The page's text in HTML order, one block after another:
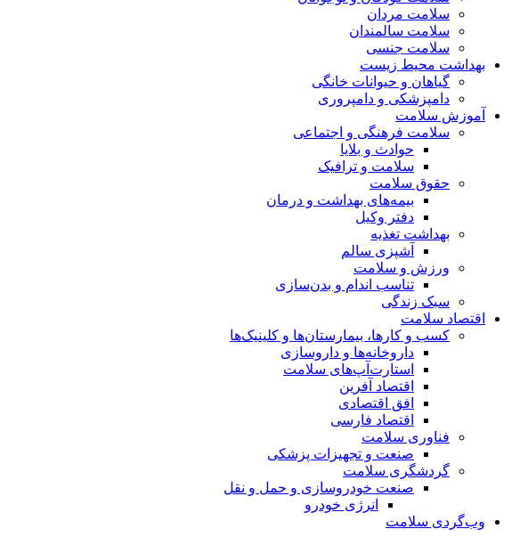
سلامت مردان
سلامت سالمندان
سلامت جنسی
بهداشت محیط زیست
گیاهان و حیوانات خانگی
دامپزشکی و دامپروری
آموزش سلامت
سلامت فرهنگی و اجتماعی
حوادث و بلایا
سلامت و ترافیک
حقوق سلامت
بیمه‌های بهداشت و درمان
دفتر وکیل
بهداشت تغذیه
آشپزی سالم
ورزش و سلامت
تناسب اندام و بدن‌سازی
سبک زندگی
اقتصاد سلامت
کسب و کارها، بیمارستان‌ها و کلینیک‌ها
داروخانه‌ها و داروسازی
استارت‌آپ‌های سلامت
اقتصاد آفرین
افق اقتصادی
اقتصاد فارسی
فناوری سلامت
صنعت و تجهیزات پزشکی
گردشگری سلامت
صنعت خودروسازی و حمل و نقل
انرژی خودرو
وب‌گردی سلامت